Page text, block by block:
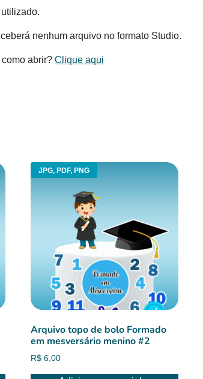
nenhum arquivo no formato Studio.
abrir? Clique aqui
JPG, PDF, PNG
Arquivo topo de bolo Formado
em mesversário menino #2
R$6,00